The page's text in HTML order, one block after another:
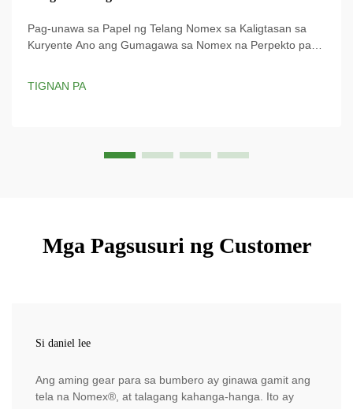
Pag-unawa sa Papel ng Telang Nomex sa Kaligtasan sa
Kuryente Ano ang Gumagawa sa Nomex na Perpekto para
TIGNAN PA
Mga Pagsusuri ng Customer
Si daniel lee
Ang aming gear para sa bumbero ay ginawa gamit ang
tela na Nomex®, at talagang kahanga-hanga. Ito ay